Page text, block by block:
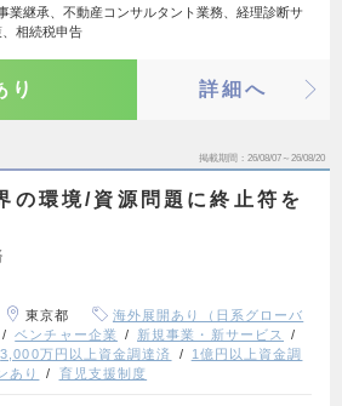
業継承、不動産コンサルタント業務、経理診断サ
相続税申告
り 詳細へ
掲載期間 26/08/07～26/08/20
の環境/資源問題に終止符を
東京都
海外展開あり（日系グローバ
ベンチャー企業
新規事業・新サービス
3,000万円以上資金調達済
1億円以上資金調
あり 育児支援制度